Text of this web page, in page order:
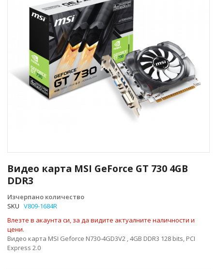
Видео карта MSI GeForce GT 730 4GB
DDR3
Изчерпано количество
SKU V809-1684R
Влезте в акаунта си, за да видите актуалните наличности и
цени.
Видео карта MSI Geforce N730-4GD3V2 , 4GB DDR3 128 bits, PCI
Express 2.0
изображенията
към
началото
на
галерия
със